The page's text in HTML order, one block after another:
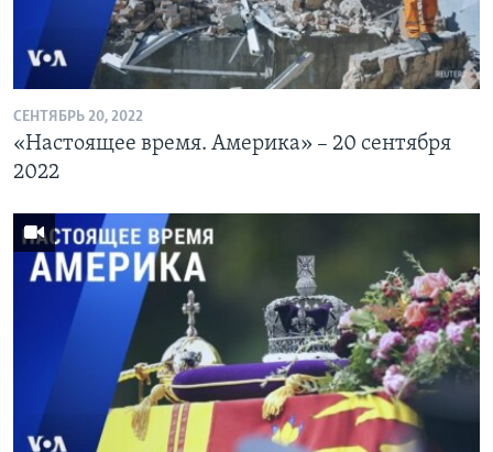
СЕНТЯБРЬ 20, 2022
«Настоящее время. Америка» – 20 сентября
2022